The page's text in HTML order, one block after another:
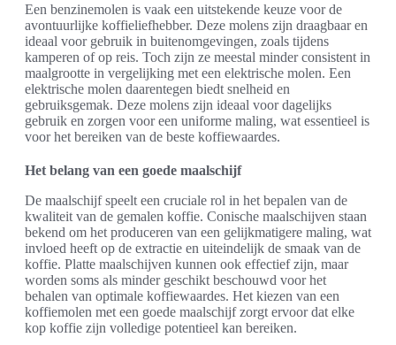
Een benzinemolen is vaak een uitstekende keuze voor de
avontuurlijke koffieliefhebber. Deze molens zijn draagbaar en
ideaal voor gebruik in buitenomgevingen, zoals tijdens
kamperen of op reis. Toch zijn ze meestal minder consistent in
maalgrootte in vergelijking met een elektrische molen. Een
elektrische molen daarentegen biedt snelheid en
gebruiksgemak. Deze molens zijn ideaal voor dagelijks
gebruik en zorgen voor een uniforme maling, wat essentieel is
voor het bereiken van de beste koffiewaardes.
Het belang van een goede maalschijf
De maalschijf speelt een cruciale rol in het bepalen van de
kwaliteit van de gemalen koffie. Conische maalschijven staan
bekend om het produceren van een gelijkmatigere maling, wat
invloed heeft op de extractie en uiteindelijk de smaak van de
koffie. Platte maalschijven kunnen ook effectief zijn, maar
worden soms als minder geschikt beschouwd voor het
behalen van optimale koffiewaardes. Het kiezen van een
koffiemolen met een goede maalschijf zorgt ervoor dat elke
kop koffie zijn volledige potentieel kan bereiken.